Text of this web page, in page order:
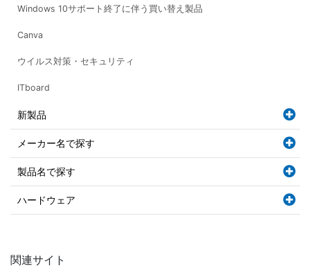
Windows 10サポート終了に伴う買い替え製品
Canva
ウイルス対策・セキュリティ
ITboard
新製品
メーカー名で探す
製品名で探す
ハードウェア
関連サイト